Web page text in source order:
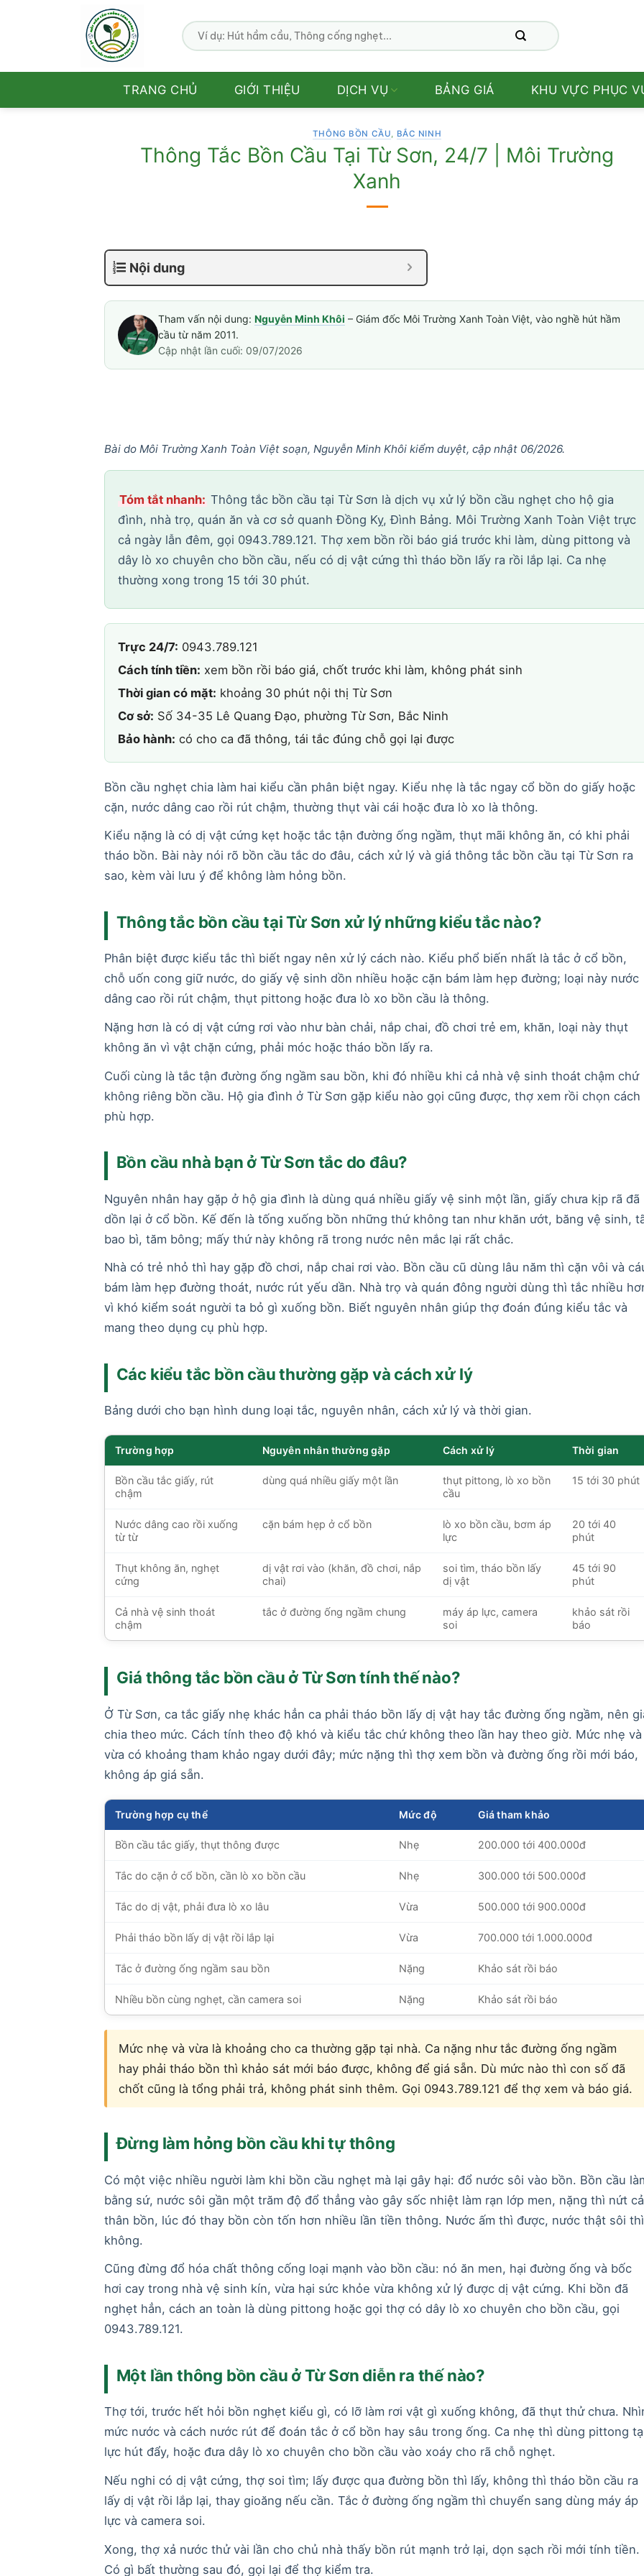
TRANG CHỦ GIỚI THIỆU DỊCH VỤ BẢNG GIÁ KHU VỰC PHỤC
THÔNG BỒN CẦU, BẮC NINH
Thông Tắc Bồn Cầu Tại Từ Sơn, 24/7 | Môi Trường
Xanh
Nội dung
Tham vấn nội dung: Nguyễn Minh Khôi – Giám đốc Môi Trường Xanh Toàn Việt, vào nghề hút hầm
cầu từ năm 2011.
Cập nhật lần cuối: 09/07/2026
Bài do Môi Trường Xanh Toàn Việt soạn, Nguyễn Minh Khôi kiểm duyệt, cập nhật 06/2026.
Tóm tắt nhanh: Thông tắc bồn cầu tại Từ Sơn là dịch vụ xử lý bồn cầu nghẹt cho hộ gia
đình, nhà trọ, quán ăn và cơ sở quanh Đồng Kỵ, Đình Bảng. Môi Trường Xanh Toàn Việt trực
cả ngày lẫn đêm, gọi 0943.789.121. Thợ xem bồn rồi báo giá trước khi làm, dùng pittong và
dây lò xo chuyên cho bồn cầu, nếu có dị vật cứng thì tháo bồn lấy ra rồi lắp lại. Ca nhẹ
thường xong trong 15 tới 30 phút.
Trực 24/7: 0943.789.121
Cách tính tiền: xem bồn rồi báo giá, chốt trước khi làm, không phát sinh
Thời gian có mặt: khoảng 30 phút nội thị Từ Sơn
Cơ sở: Số 34-35 Lê Quang Đạo, phường Từ Sơn, Bắc Ninh
Bảo hành: có cho ca đã thông, tái tắc đúng chỗ gọi lại được
Bồn cầu nghẹt chia làm hai kiểu cần phân biệt ngay. Kiểu nhẹ là tắc ngay cổ bồn do giấy hoặc
cặn, nước dâng cao rồi rút chậm, thường thụt vài cái hoặc đưa lò xo là thông.
Kiểu nặng là có dị vật cứng kẹt hoặc tắc tận đường ống ngầm, thụt mãi không ăn, có khi phải
tháo bồn. Bài này nói rõ bồn cầu tắc do đâu, cách xử lý và giá thông tắc bồn cầu tại Từ Sơn ra
sao, kèm vài lưu ý để không làm hỏng bồn.
Thông tắc bồn cầu tại Từ Sơn xử lý những kiểu tắc nào?
Phân biệt được kiểu tắc thì biết ngay nên xử lý cách nào. Kiểu phổ biến nhất là tắc ở cổ bồn,
chỗ uốn cong giữ nước, do giấy vệ sinh dồn nhiều hoặc cặn bám làm hẹp đường; loại này nước
dâng cao rồi rút chậm, thụt pittong hoặc đưa lò xo bồn cầu là thông.
Nặng hơn là có dị vật cứng rơi vào như bàn chải, nắp chai, đồ chơi trẻ em, khăn, loại này thụt
không ăn vì vật chặn cứng, phải móc hoặc tháo bồn lấy ra.
Cuối cùng là tắc tận đường ống ngầm sau bồn, khi đó nhiều khi cả nhà vệ sinh thoát chậm chứ
không riêng bồn cầu. Hộ gia đình ở Từ Sơn gặp kiểu nào gọi cũng được, thợ xem rồi chọn cách
phù hợp.
Bồn cầu nhà bạn ở Từ Sơn tắc do đâu?
Nguyên nhân hay gặp ở hộ gia đình là dùng quá nhiều giấy vệ sinh một lần, giấy chưa kịp rã đã
dồn lại ở cổ bồn. Kế đến là tống xuống bồn những thứ không tan như khăn ướt, băng vệ sinh,
bao bì, tăm bông; mấy thứ này không rã trong nước nên mắc lại rất chắc.
Nhà có trẻ nhỏ thì hay gặp đồ chơi, nắp chai rơi vào. Bồn cầu cũ dùng lâu năm thì cặn vôi và
bám làm hẹp đường thoát, nước rút yếu dần. Nhà trọ và quán đông người dùng thì tắc nhiều
vì khó kiểm soát người ta bỏ gì xuống bồn. Biết nguyên nhân giúp thợ đoán đúng kiểu tắc và
mang theo dụng cụ phù hợp.
Các kiểu tắc bồn cầu thường gặp và cách xử lý
Bảng dưới cho bạn hình dung loại tắc, nguyên nhân, cách xử lý và thời gian.
Trường hợp Nguyên nhân thường gặp Cách xử lý Thời gian
Bồn cầu tắc giấy, rút
chậm
dùng quá nhiều giấy một lần
thụt pittong, lò xo bồn
cầu
15 tới 30 phút
Nước dâng cao rồi xuống
từ từ
cặn bám hẹp ở cổ bồn
lò xo bồn cầu, bơm áp
lực
20 tới 40
phút
Thụt không ăn, nghẹt
cứng
dị vật rơi vào (khăn, đồ chơi, nắp
chai)
soi tìm, tháo bồn lấy
dị vật
45 tới 90
phút
Cả nhà vệ sinh thoát
chậm
tắc ở đường ống ngầm chung
máy áp lực, camera
soi
khảo sát rồi
báo
Giá thông tắc bồn cầu ở Từ Sơn tính thế nào?
Ở Từ Sơn, ca tắc giấy nhẹ khác hẳn ca phải tháo bồn lấy dị vật hay tắc đường ống ngầm, nên
chia theo mức. Cách tính theo độ khó và kiểu tắc chứ không theo lần hay theo giờ. Mức nhẹ và
vừa có khoảng tham khảo ngay dưới đây; mức nặng thì thợ xem bồn và đường ống rồi mới báo,
không áp giá sẵn.
Trường hợp cụ thể Mức độ Giá tham khảo
Bồn cầu tắc giấy, thụt thông được Nhẹ 200.000 tới 400.000đ
Tắc do cặn ở cổ bồn, cần lò xo bồn cầu Nhẹ 300.000 tới 500.000đ
Tắc do dị vật, phải đưa lò xo lâu Vừa 500.000 tới 900.000đ
Phải tháo bồn lấy dị vật rồi lắp lại Vừa 700.000 tới 1.000.000đ
Tắc ở đường ống ngầm sau bồn Nặng Khảo sát rồi báo
Nhiều bồn cùng nghẹt, cần camera soi Nặng Khảo sát rồi báo
Mức nhẹ và vừa là khoảng cho ca thường gặp tại nhà. Ca nặng như tắc đường ống ngầm
hay phải tháo bồn thì khảo sát mới báo được, không để giá sẵn. Dù mức nào thì con số đã
chốt cũng là tổng phải trả, không phát sinh thêm. Gọi 0943.789.121 để thợ xem và báo giá.
Đừng làm hỏng bồn cầu khi tự thông
Có một việc nhiều người làm khi bồn cầu nghẹt mà lại gây hại: đổ nước sôi vào bồn. Bồn cầu
bằng sứ, nước sôi gần một trăm độ đổ thẳng vào gây sốc nhiệt làm rạn lớp men, nặng thì nứt cả
thân bồn, lúc đó thay bồn còn tốn hơn nhiều lần tiền thông. Nước ấm thì được, nước thật sôi thì
không.
Cũng đừng đổ hóa chất thông cống loại mạnh vào bồn cầu: nó ăn men, hại đường ống và bốc
hơi cay trong nhà vệ sinh kín, vừa hại sức khỏe vừa không xử lý được dị vật cứng. Khi bồn đã
nghẹt hẳn, cách an toàn là dùng pittong hoặc gọi thợ có dây lò xo chuyên cho bồn cầu, gọi
0943.789.121.
Một lần thông bồn cầu ở Từ Sơn diễn ra thế nào?
Thợ tới, trước hết hỏi bồn nghẹt kiểu gì, có lỡ làm rơi vật gì xuống không, đã thụt thử chưa.
mức nước và cách nước rút để đoán tắc ở cổ bồn hay sâu trong ống. Ca nhẹ thì dùng pittong
lực hút đẩy, hoặc đưa dây lò xo chuyên cho bồn cầu vào xoáy cho rã chỗ nghẹt.
Nếu nghi có dị vật cứng, thợ soi tìm; lấy được qua đường bồn thì lấy, không thì tháo bồn cầu ra
lấy dị vật rồi lắp lại, thay gioăng nếu cần. Tắc ở đường ống ngầm thì chuyển sang dùng máy áp
lực và camera soi.
Xong, thợ xả nước thử vài lần cho chủ nhà thấy bồn rút mạnh trở lại, dọn sạch rồi mới tính tiền.
Có gì bất thường sau đó, gọi lại để thợ kiểm tra.